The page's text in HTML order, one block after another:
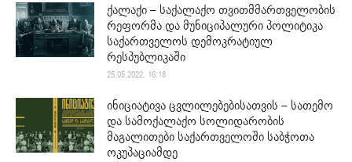
ქალაქი – საქალაქო თვითმმართველობის
რეფორმა და მუნიციპალური პოლიტიკა
საქართველოს დემოკრატიულ
რესპუბლიკაში
25.05.2022. 16:18
ინიციატივა ცვლილებებისათვის – სათემო
და სამოქალაქო სოლიდარობის
მაგალითები საქართველოში საბჭოთა
ოკუპაციამდე